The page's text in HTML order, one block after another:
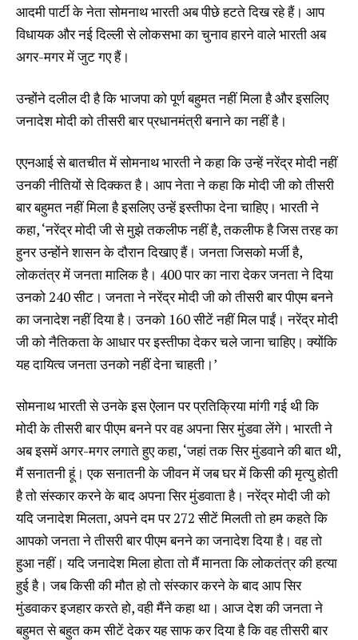
आदमी पार्टी के नेता सोमनाथ भारती अब पीछे हटते दिख रहे हैं। आप
विधायक और नई दिल्ली से लोकसभा का चुनाव हारने वाले भारती अब
अगर-मगर में जुट गए हैं।
उन्होंने दलील दी है कि भाजपा को पूर्ण बहुमत नहीं मिला है और इसलिए
जनादेश मोदी को तीसरी बार प्रधानमंत्री बनाने का नहीं है।
एएनआई से बातचीत में सोमनाथ भारती ने कहा कि उन्हें नरेंद्र मोदी नहीं
उनकी नीतियों से दिक्कत है। आप नेता ने कहा कि मोदी जी को तीसरी
बार बहुमत नहीं मिला है इसलिए उन्हें इस्तीफा देना चाहिए। भारती ने
कहा, ‘नरेंद्र मोदी जी से मुझे तकलीफ नहीं है, तकलीफ है जिस तरह का
हुनर उन्होंने शासन के दौरान दिखाए हैं। जनता जिसको मर्जी है,
लोकतंत्र में जनता मालिक है। 400 पार का नारा देकर जनता ने दिया
उनको 240 सीट। जनता ने नरेंद्र मोदी जी को तीसरी बार पीएम बनने
का जनादेश नहीं दिया है। उनको 160 सीटें नहीं मिल पाईं। नरेंद्र मोदी
जी को नैतिकता के आधार पर इस्तीफा देकर चले जाना चाहिए। क्योंकि
यह दायित्व जनता उनको नहीं देना चाहती।’
सोमनाथ भारती से उनके इस ऐलान पर प्रतिक्रिया मांगी गई थी कि
मोदी के तीसरी बार पीएम बनने पर वह अपना सिर मुंडवा लेंगे। भारती ने
अब इसमें अगर-मगर लगाते हुए कहा, ‘जहां तक सिर मुंडवाने की बात थी,
मैं सनातनी हूं। एक सनातनी के जीवन में जब घर में किसी की मृत्यु होती
है तो संस्कार करने के बाद अपना सिर मुंडवाता है। नरेंद्र मोदी जी को
यदि जनादेश मिलता, अपने दम पर 272 सीटें मिलती तो हम कहते कि
आपको जनता ने तीसरी बार पीएम बनने का जनादेश दिया है। वह तो
हुआ नहीं। यदि जनादेश मिला होता तो मैं मानता कि लोकतंत्र की हत्या
हुई है। जब किसी की मौत हो तो संस्कार करने के बाद आप सिर
मुंडवाकर इजहार करते हो, वही मैंने कहा था। आज देश की जनता ने
बहुमत से बहुत कम सीटें देकर यह साफ कर दिया है कि वह तीसरी बार